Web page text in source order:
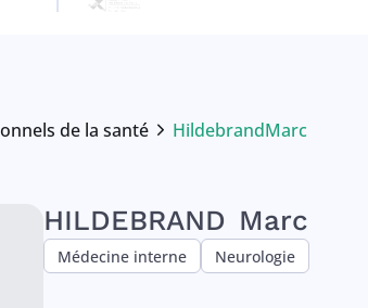
de la santé
Current:
HildebrandMarc
HILDEBRAND Marc
Médecine interne Neurologie